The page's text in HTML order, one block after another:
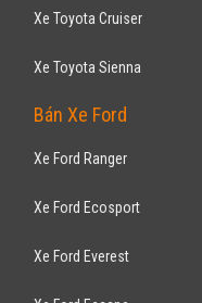
Xe Toyota Cruiser
Xe Toyota Sienna
Bán Xe Ford
Xe Ford Ranger
Xe Ford Ecosport
Xe Ford Everest